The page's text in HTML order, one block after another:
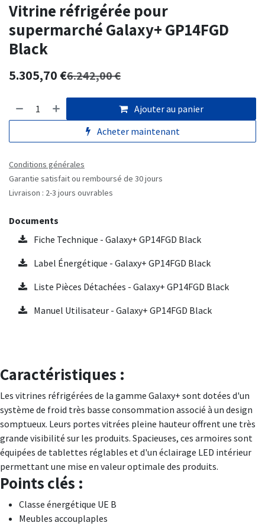
Vitrine réfrigérée pour
supermarché Galaxy+ GP14FGD
Black
5.305,70€6.242,00€
Ajouter au panier
Acheter maintenant
Conditions générales
Garantie satisfait ou remboursé de 30 jours
Livraison : 2-3 jours ouvrables
Documents
Fiche Technique - Galaxy+ GP14FGD Black
Label Énergétique - Galaxy+ GP14FGD Black
Liste Pièces Détachées - Galaxy+ GP14FGD Black
Manuel Utilisateur - Galaxy+ GP14FGD Black
Caractéristiques :
Les vitrines réfrigérées de la gamme Galaxy+ sont dotées d'un
système de froid très basse consommation associé à un design
somptueux. Leurs portes vitrées pleine hauteur offrent une très
grande visibilité sur les produits. Spacieuses, ces armoires sont
équipées de tablettes réglables et d'un éclairage LED intérieur
permettant une mise en valeur optimale des produits.
Points clés :
Classe énergétique UE B
Meubles accouplaples